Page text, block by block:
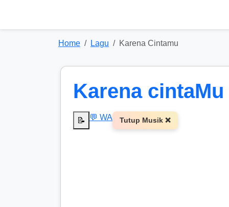
Home Lagu Karena Cintamu
Karena cintaMu
📝 💬 WA Tutup Musik ❌